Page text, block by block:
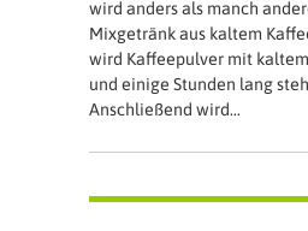
wird anders als manch
Mixgetränk aus kaltem
wird Kaffeepulver mit
und einige Stunden lang
Anschließend wird…